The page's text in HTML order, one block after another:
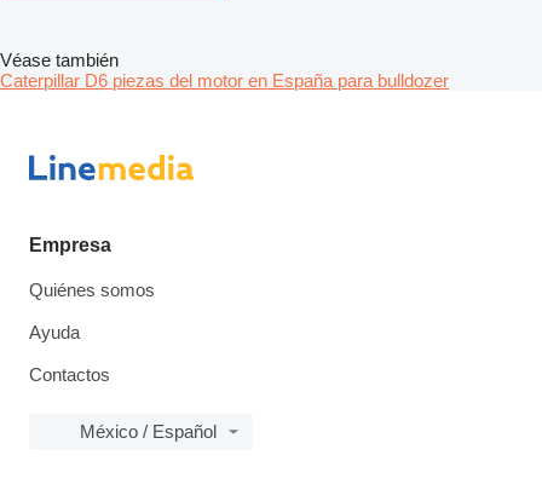
Véase también
Caterpillar D6 piezas del motor en España para bulldozer
Empresa
Quiénes somos
Ayuda
Contactos
México / Español